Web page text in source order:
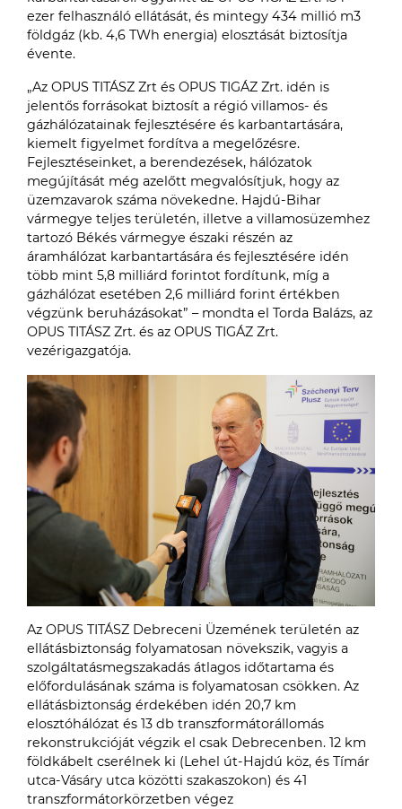
ezer felhasználó ellátását, és mintegy 434 millió m3
földgáz (kb. 4,6 TWh energia) elosztását biztosítja
évente.
„Az OPUS TITÁSZ Zrt és OPUS TIGÁZ Zrt. idén is
jelentős forrásokat biztosít a régió villamos- és
gázhálózatainak fejlesztésére és karbantartására,
kiemelt figyelmet fordítva a megelőzésre.
Fejlesztéseinket, a berendezések, hálózatok
megújítását még azelőtt megvalósítjuk, hogy az
üzemzavarok száma növekedne. Hajdú-Bihar
vármegye teljes területén, illetve a villamosüzemhez
tartozó Békés vármegye északi részén az
áramhálózat karbantartására és fejlesztésére idén
több mint 5,8 milliárd forintot fordítunk, míg a
gázhálózat esetében 2,6 milliárd forint értékben
végzünk beruházásokat” – mondta el Torda Balázs, az
OPUS TITÁSZ Zrt. és az OPUS TIGÁZ Zrt.
vezérigazgatója.
Az OPUS TITÁSZ Debreceni Üzemének területén az
ellátásbiztonság folyamatosan növekszik, vagyis a
szolgáltatásmegszakadás átlagos időtartama és
előfordulásának száma is folyamatosan csökken. Az
ellátásbiztonság érdekében idén 20,7 km
elosztóhálózat és 13 db transzformátorállomás
rekonstrukcióját végzik el csak Debrecenben. 12 km
földkábelt cserélnek ki (Lehel út-Hajdú köz, és Tímár
utca-Vásáry utca közötti szakaszokon) és 41
transzformátorkörzetben végez